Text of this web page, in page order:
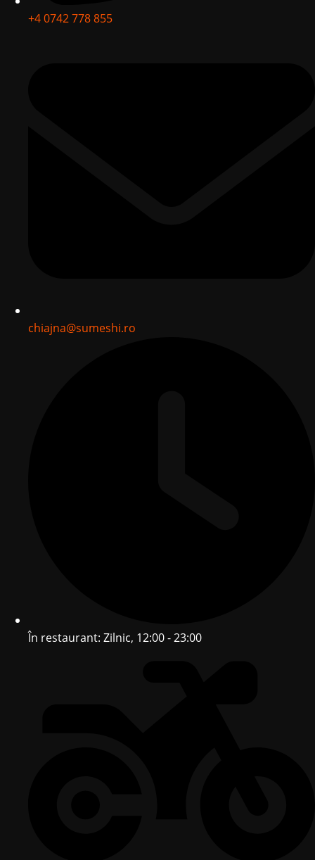
+4 0742 778 855
chiajna@sumeshi.ro
În restaurant: Zilnic, 12:00 - 23:00